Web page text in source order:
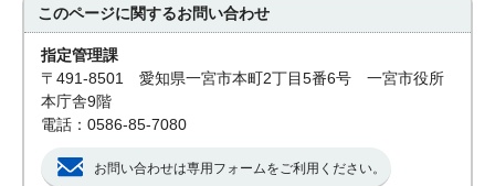
このページに関するお問い合わせ
指定管理課
〒491-8501 愛知県一宮市本町2丁目5番6号 一宮市役所
本庁舎9階
電話：0586-85-7080
お問い合わせは専用フォームをご利用ください。